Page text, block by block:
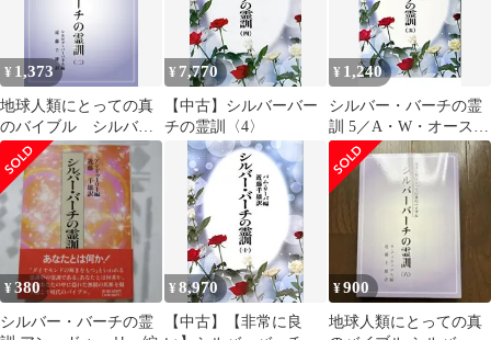
¥ 1,373
地球人類にとっての真
のバイブル シルバー
バーチの霊訓（二）
¥ 7,770
【中古】シルバーバー
チの霊訓〈4〉
¥ 1,240
シルバー・バーチの霊
訓 5／A・W・オーステ
ィン
¥380
シルバー・バーチの霊
¥8,970
【中古】【非常に良
¥900
地球人類にとっての真